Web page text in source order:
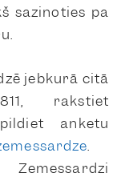
sazinoties pa
jebkurā citā
rakstiet
anketu
.